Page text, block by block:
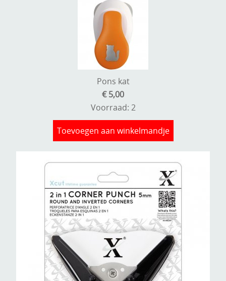
Pons kat
€ 5,00
Voorraad: 2
Toevoegen aan winkelmandje